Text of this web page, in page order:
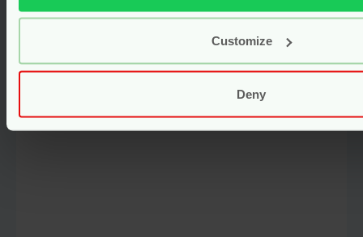
Customize
Deny